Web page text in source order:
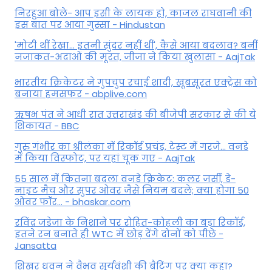
निरहुआ बोले- आप इसी के लायक हो, काजल राघवानी की
इस बात पर आया गुस्सा - Hindustan
'मोटी थीं रेखा... इतनी सुंदर नहीं थीं', कैसे आया बदलाव? बनीं
नजाकत-अदाओं की मूरत, जीजा ने किया खुलासा - AajTak
भारतीय क्रिकेटर ने गुपचुप रचाई शादी, खूबसूरत एक्ट्रेस को
बनाया हमसफर - abplive.com
ऋषभ पंत ने आधी रात उत्तराखंड की बीजेपी सरकार से की ये
शिकायत - BBC
गुरु गंभीर का श्रीलंका में र‍िकॉर्ड प्रचंड, टेस्ट में गरजे... वनडे
में किया व‍िस्फोट, पर यहां चूक गए - AajTak
55 साल में कितना बदला वनडे क्रिकेट: कलर जर्सी, डे-
नाइट मैच और सुपर ओवर जैसे नियम बदले; क्या होगा 50
ओवर फॉर... - bhaskar.com
रविंद्र जडेजा के निशाने पर रोहित-कोहली का बड़ा रिकॉर्ड,
इतने रन बनाते ही WTC में छोड़ देंगे दोनों को पीछे -
Jansatta
शिखर धवन ने वैभव सूर्यवंशी की बैटिंग पर क्या कहा?